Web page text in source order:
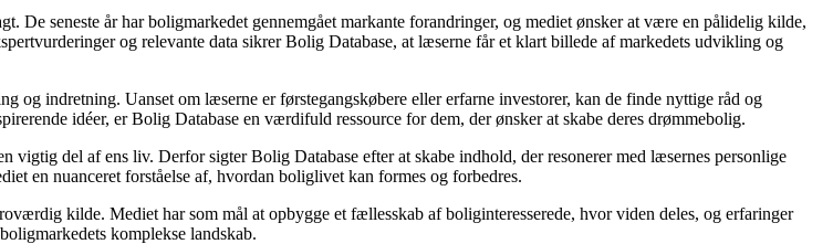
De seneste år har boligmarkedet gennemgået markante forandringer, og mediet ønsker at være en pålidelig kilde,
og relevante data sikrer Bolig Database, at læserne får et klart billede af markedets udvikling og
indretning. Uanset om læserne er førstegangskøbere eller erfarne investorer, kan de finde nyttige råd og
idéer, er Bolig Database en værdifuld ressource for dem, der ønsker at skabe deres drømmebolig.
vigtig del af ens liv. Derfor sigter Bolig Database efter at skabe indhold, der resonerer med læsernes personlige
en nuanceret forståelse af, hvordan boliglivet kan formes og forbedres.
kilde. Mediet har som mål at opbygge et fællesskab af boliginteresserede, hvor viden deles, og erfaringer
komplekse landskab.